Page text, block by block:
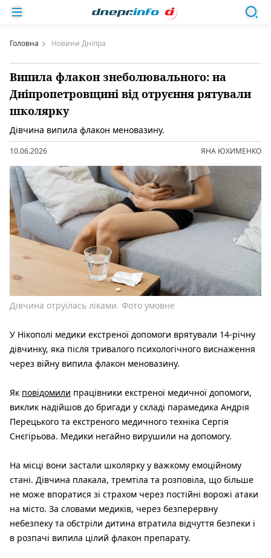
Головна Новини Дніпра
Випила флакон знеболювального: на
Дніпропетровщині від отруєння рятували
школярку
Дівчина випила флакон меновазину.
10.06.2026 ЯНА ЮХИМЕНКО
Дівчина отруїлась ліками. Фото умовне
У Нікополі медики екстреної допомоги врятували 14-річну
дівчинку, яка після тривалого психологічного виснаження
через війну випила флакон меновазину.
Як повідомили працівники екстреної медичної допомоги,
виклик надійшов до бригади у складі парамедика Андрія
Перецького та екстреного медичного техніка Сергія
Снєгірьова. Медики негайно вирушили на допомогу.
На місці вони застали школярку у важкому емоційному
стані. Дівчина плакала, тремтіла та розповіла, що більше
не може впоратися зі страхом через постійні ворожі атаки
на місто. За словами медиків, через безперервну
небезпеку та обстріли дитина втратила відчуття безпеки і
в розпачі випила цілий флакон препарату.